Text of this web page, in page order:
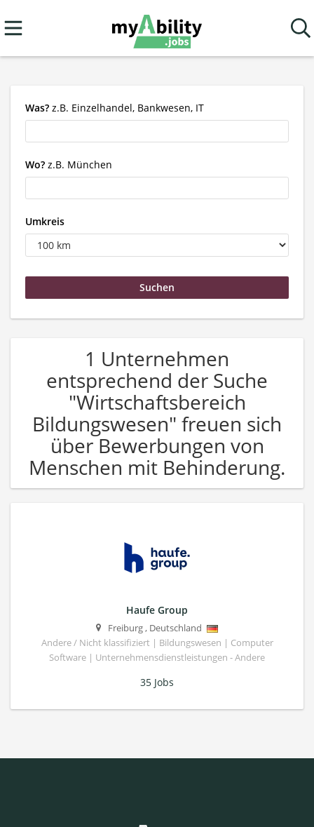
Was? z.B. Einzelhandel, Bankwesen, IT
Wo? z.B. München
Umkreis
1 Unternehmen
entsprechend der Suche
"Wirtschaftsbereich
Bildungswesen" freuen sich
über Bewerbungen von
Menschen mit Behinderung.
Haufe Group
Freiburg, Deutschland
Andere / Nicht klassifiziert | Bildungswesen | Computer
Software | Unternehmensdienstleistungen - Andere
35 Jobs